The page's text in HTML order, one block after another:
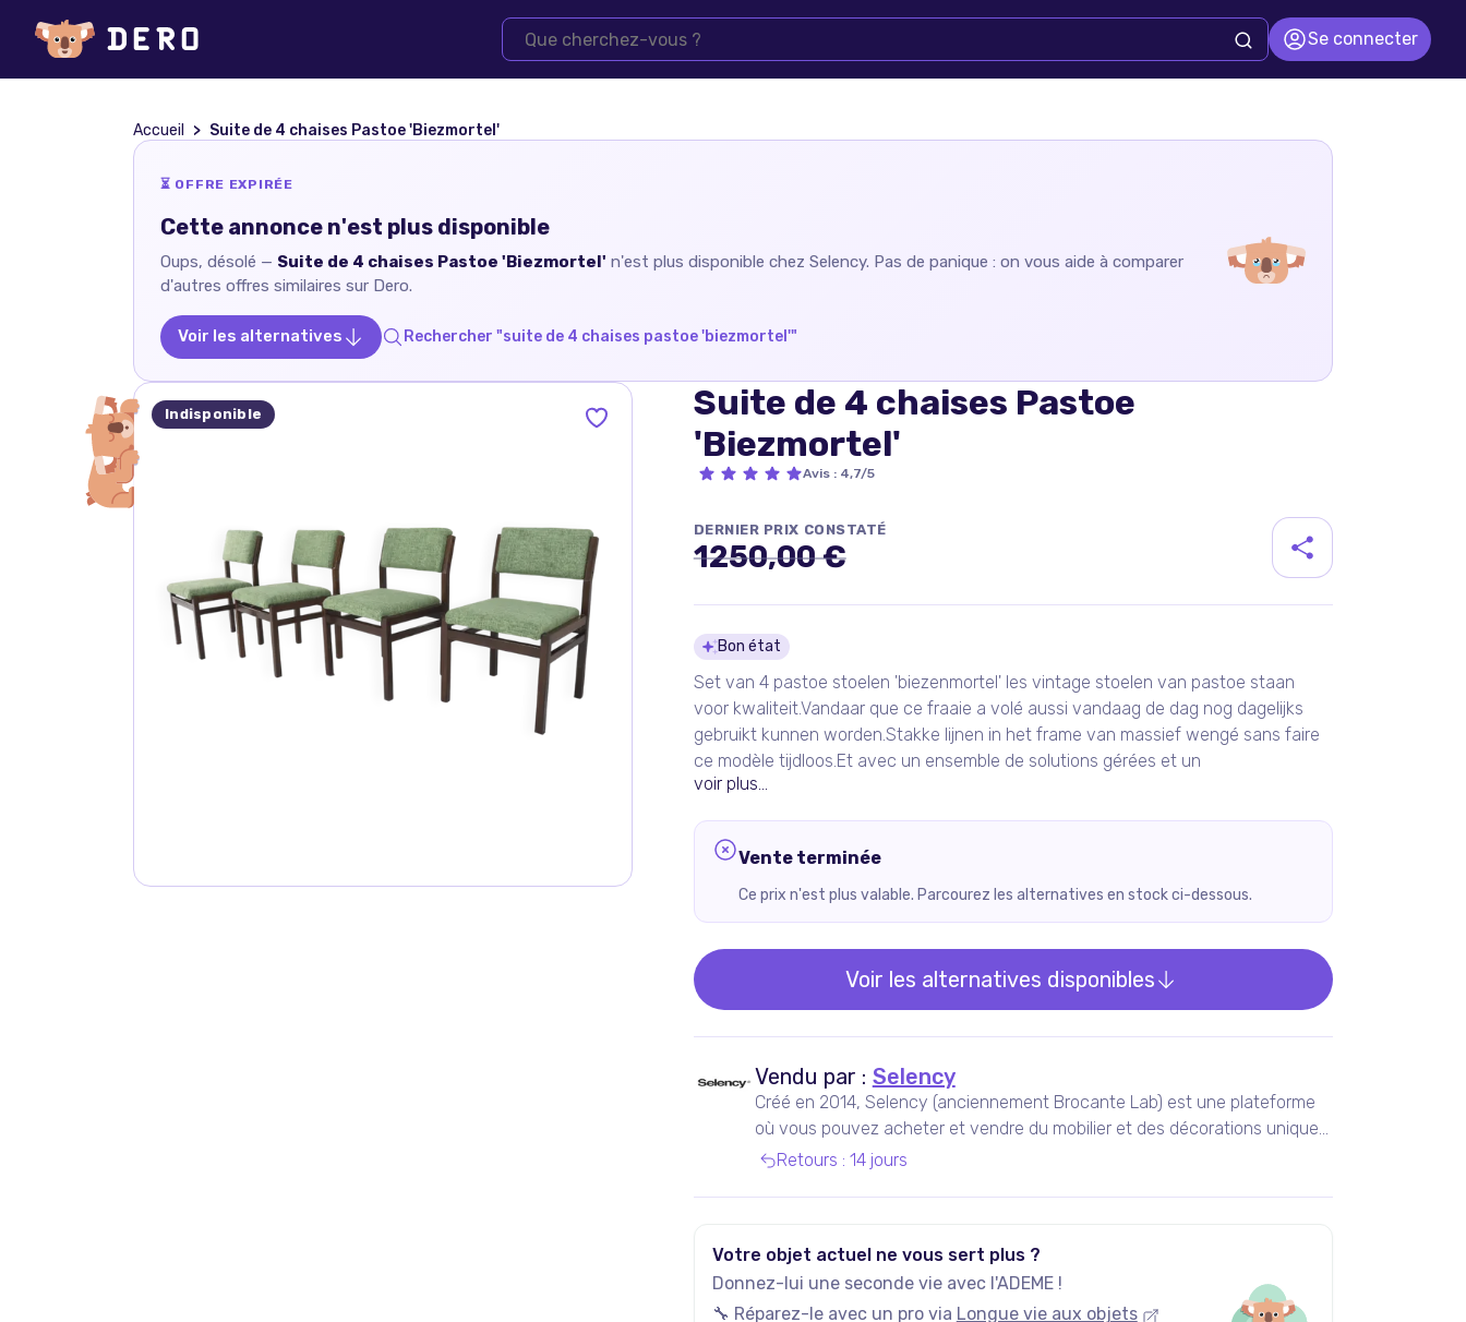
Se connecter
Accueil Suite de 4 chaises Pastoe 'Biezmortel'
⏳ OFFRE EXPIRÉE
Cette annonce n'est plus disponible
Oups, désolé — Suite de 4 chaises Pastoe 'Biezmortel' n'est plus disponible chez Selency. Pas de panique : on vous aide à comparer
d'autres offres similaires sur Dero.
Voir les alternatives Rechercher "suite de 4 chaises pastoe 'biezmortel'"
Indisponible
Suite de 4 chaises Pastoe
'Biezmortel'
Avis: 4,7/5
DERNIER PRIX CONSTATÉ
1250,00 €
Détails du produit
Bon état
Set van 4 pastoe stoelen 'biezenmortel' les vintage stoelen van pastoe staan
voor kwaliteit.Vandaar que ce fraaie a volé aussi vandaag de dag nog dagelijks
gebruikt kunnen worden.Stakke lijnen in het frame van massief wengé sans faire
ce modèle tijdloos.Et avec un ensemble de solutions gérées et un
voir plus...
Vente terminée
Ce prix n'est plus valable. Parcourez les alternatives en stock ci-dessous.
Voir les alternatives disponibles
Vendu par : Selency
Créé en 2014, Selency (anciennement Brocante Lab) est une plateforme
où vous pouvez acheter et vendre du mobilier et des décorations uniques
de seconde main, notamment vintage et design.
Retours : 14 jours
Votre objet actuel ne vous sert plus ?
Donnez-lui une seconde vie avec l'ADEME !
🔧 Réparez-le avec un pro via Longue vie aux objets